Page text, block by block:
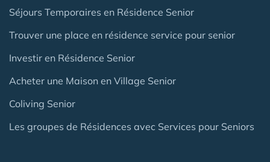
Séjours Temporaires en Résidence Senior
Trouver une place en résidence service pour senior
Investir en Résidence Senior
Acheter une Maison en Village Senior
Coliving Senior
Les groupes de Résidences avec Services pour Seniors